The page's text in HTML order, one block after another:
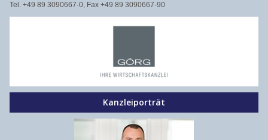
Tel. +49 89 3090667-0, Fax +49 89 3090667-90
Kanzleiporträt